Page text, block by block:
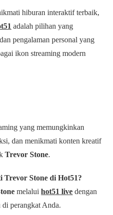
hiburan interaktif terbaik,
adalah pilihan yang
pengalaman personal yang
ikon streaming modern
yang memungkinkan
dan menikmati konten kreatif
Trevor Stone.
Trevor Stone di Hot51?
melaluihot51 live dengan
di perangkat Anda.